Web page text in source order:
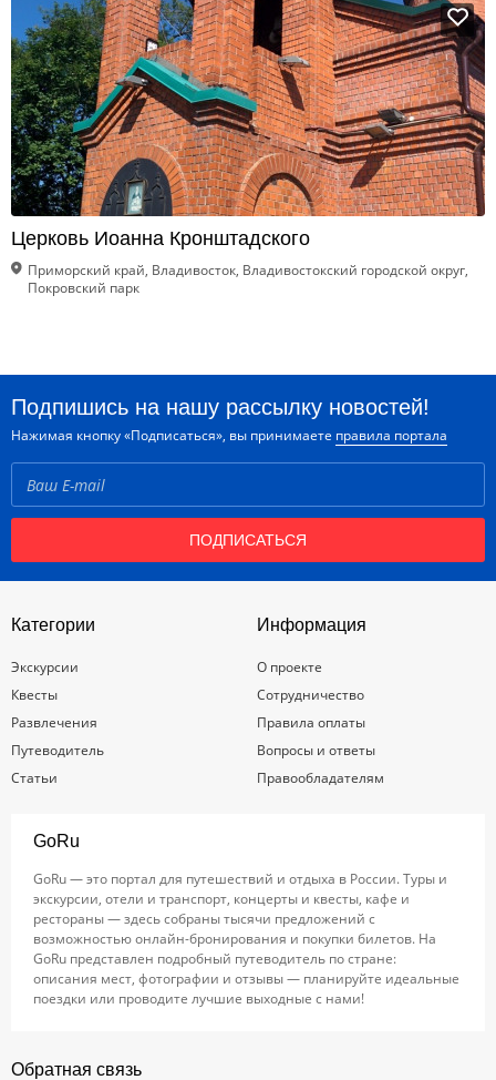
Церковь Иоанна Кронштадского
Приморский край, Владивосток, Владивостокский городской округ,
Покровский парк
Подпишись на нашу рассылку новостей!
Нажимая кнопку «Подписаться», вы принимаете правила портала
ПОДПИСАТЬСЯ
Категории
Экскурсии
Квесты
Развлечения
Путеводитель
Статьи
Информация
О проекте
Сотрудничество
Правила оплаты
Вопросы и ответы
Правообладателям
GoRu
GoRu — это портал для путешествий и отдыха в России. Туры и
экскурсии, отели и транспорт, концерты и квесты, кафе и
рестораны — здесь собраны тысячи предложений с
возможностью онлайн-бронирования и покупки билетов. На
GoRu представлен подробный путеводитель по стране:
описания мест, фотографии и отзывы — планируйте идеальные
поездки или проводите лучшие выходные с нами!
Обратная связь